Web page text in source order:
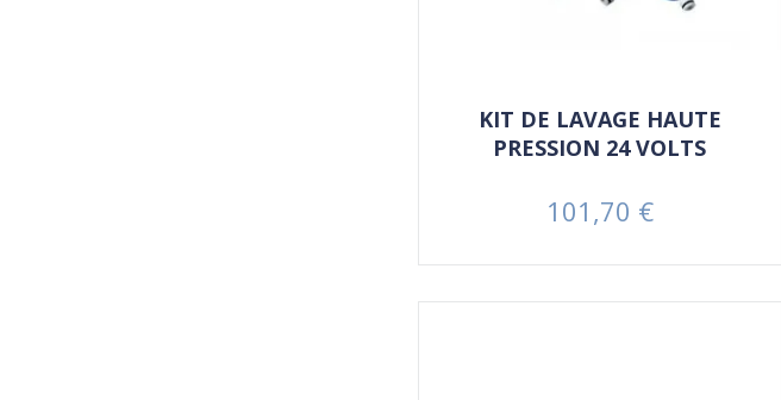
KIT DE LAVAGE HAUTE
PRESSION 24 VOLTS
Prix
101,70 €